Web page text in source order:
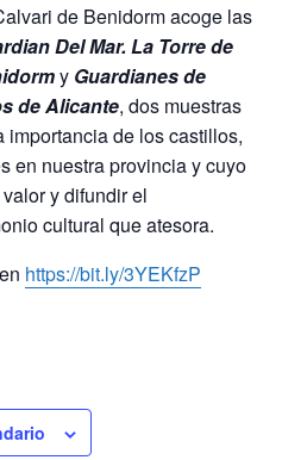
de Benidorm acoge las
Del Mar. La Torre de
y Guardianes de
de Alicante, dos muestras
importancia de los castillos,
en nuestra provincia y cuyo
y difundir el
cultural que atesora.
https://bit.ly/3YEKfzP